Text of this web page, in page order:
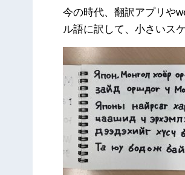
今の時代、翻訳アプリや
ル語に訳して、小さいス